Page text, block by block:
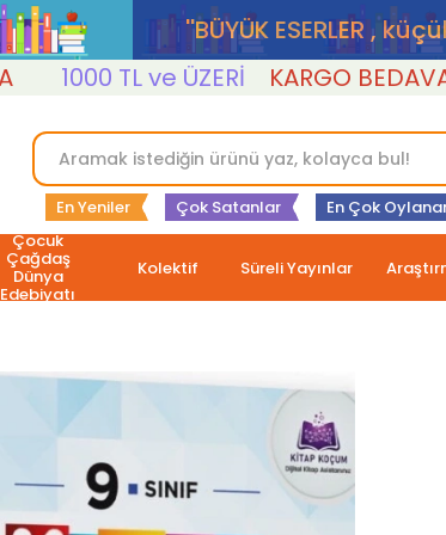
''BÜYÜK ESERLER ,
1000 TL ve ÜZERİ KARGO BEDAVA
En Yeniler Çok Satanlar En Çok
Çocuk
Çağdaş
Dünya
Edebiyatı
Kolektif Süreli Yayınlar